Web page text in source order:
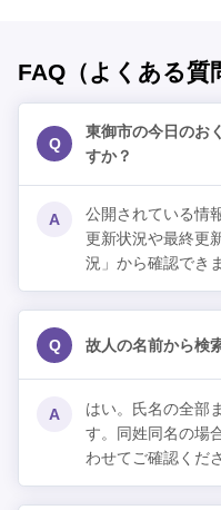
FAQ（よくある質
Q
東御市の今日のお
すか？
A
公開されている情
更新状況や最終更
況」から確認でき
Q 故人の名前から検
A
はい。氏名の全部
す。同姓同名の場
わせてご確認くだ